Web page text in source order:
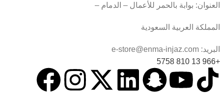
العنوان: بوابة بالحمر للأعمال – الدمام –
المملكة العربية السعودية
البريد: e-store@enma-injaz.com
+966 13 810 5758